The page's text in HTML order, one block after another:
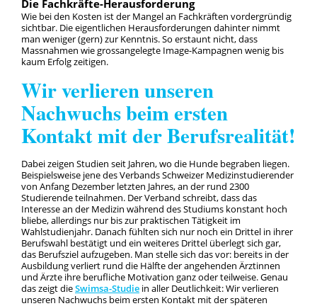
Die Fachkräfte-Herausforderung
Wie bei den Kosten ist der Mangel an Fachkräften vordergründig
sichtbar. Die eigentlichen Herausforderungen dahinter nimmt
man weniger (gern) zur Kenntnis. So erstaunt nicht, dass
Massnahmen wie grossangelegte Image-Kampagnen wenig bis
kaum Erfolg zeitigen.
Wir verlieren unseren
Nachwuchs beim ersten
Kontakt mit der Berufsrealität!
Dabei zeigen Studien seit Jahren, wo die Hunde begraben liegen.
Beispielsweise jene des Verbands Schweizer Medizinstudierender
von Anfang Dezember letzten Jahres, an der rund 2300
Studierende teilnahmen. Der Verband schreibt, dass das
Interesse an der Medizin während des Studiums konstant hoch
bliebe, allerdings nur bis zur praktischen Tätigkeit im
Wahlstudienjahr. Danach fühlten sich nur noch ein Drittel in ihrer
Berufswahl bestätigt und ein weiteres Drittel überlegt sich gar,
das Berufsziel aufzugeben. Man stelle sich das vor: bereits in der
Ausbildung verliert rund die Hälfte der angehenden Ärztinnen
und Ärzte ihre berufliche Motivation ganz oder teilweise. Genau
das zeigt dieSwimsa-Studie in aller Deutlichkeit: Wir verlieren
unseren Nachwuchs beim ersten Kontakt mit der späteren